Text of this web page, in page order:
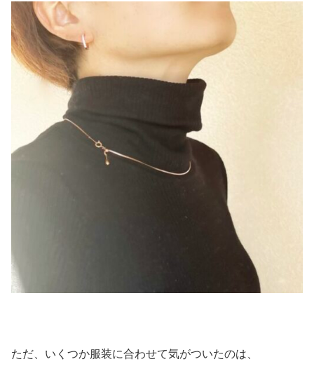
ただ、いくつか服装に合わせて気がついたのは、